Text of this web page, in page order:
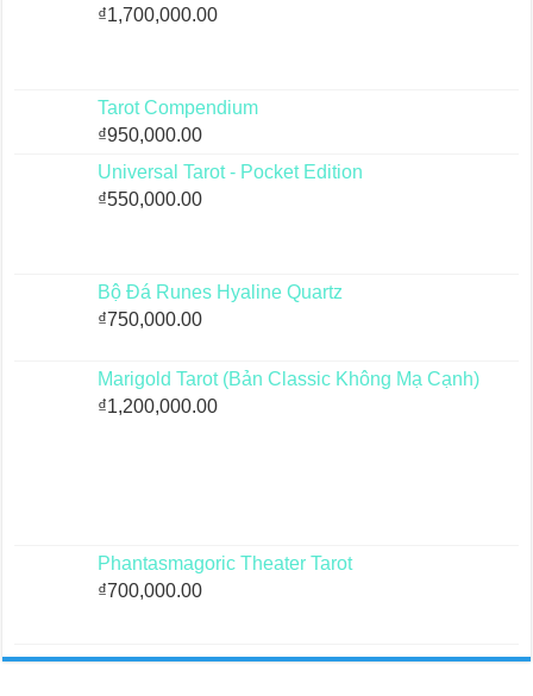
₫1,700,000.00
Tarot Compendium
₫950,000.00
Universal Tarot - Pocket Edition
₫550,000.00
Bộ Đá Runes Hyaline Quartz
₫750,000.00
Marigold Tarot (Bản Classic Không Mạ Cạnh)
₫1,200,000.00
Phantasmagoric Theater Tarot
₫700,000.00